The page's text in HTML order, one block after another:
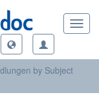
by Subject